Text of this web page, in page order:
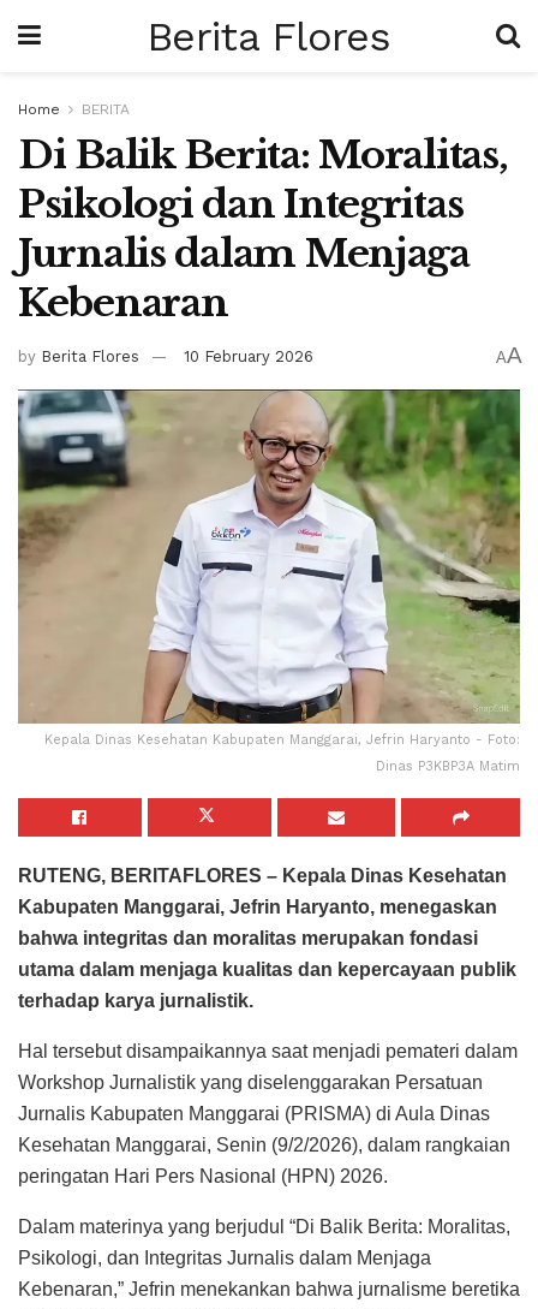
Berita Flores
Home BERITA
Di Balik Berita: Moralitas,
Psikologi dan Integritas
Jurnalis dalam Menjaga
Kebenaran
by Berita Flores 10 February 2026 AA
Kepala Dinas Kesehatan Kabupaten Manggarai, Jefrin Haryanto - Foto:
Dinas P3KBP3A Matim
RUTENG, BERITAFLORES – Kepala Dinas Kesehatan
Kabupaten Manggarai, Jefrin Haryanto, menegaskan
bahwa integritas dan moralitas merupakan fondasi
utama dalam menjaga kualitas dan kepercayaan publik
terhadap karya jurnalistik.
Hal tersebut disampaikannya saat menjadi pemateri dalam
Workshop Jurnalistik yang diselenggarakan Persatuan
Jurnalis Kabupaten Manggarai (PRISMA) di Aula Dinas
Kesehatan Manggarai, Senin (9/2/2026), dalam rangkaian
peringatan Hari Pers Nasional (HPN) 2026.
Dalam materinya yang berjudul “Di Balik Berita: Moralitas,
Psikologi, dan Integritas Jurnalis dalam Menjaga
Kebenaran,” Jefrin menekankan bahwa jurnalisme beretika